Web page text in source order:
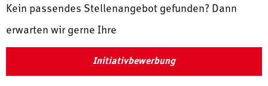
Kein passendes Stellenangebot gefunden? Dann
erwarten wir gerne Ihre
Initiativbewerbung